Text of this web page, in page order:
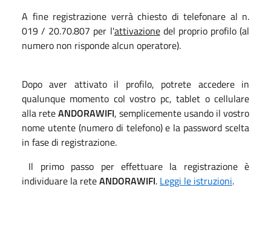
A fine registrazione verrà chiesto di telefonare al n.
019 / 20.70.807 per l'attivazionedel proprio profilo (al
numero non risponde alcun operatore).
Dopo aver attivato il profilo, potrete accedere in
qualunque momento col vostro pc, tablet o cellulare
alla reteANDORAWIFI, semplicemente usando il vostro
nome utente (numero di telefono) e la password scelta
in fase di registrazione.
Il primo passo per effettuare la registrazione è
individuare la reteANDORAWIFI. Leggi le istruzioni.